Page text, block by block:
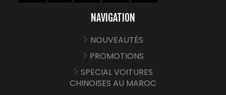
NAVIGATION
NOUVEAUTÉS
PROMOTIONS
SPECIAL VOITURES
CHINOISES AU MAROC